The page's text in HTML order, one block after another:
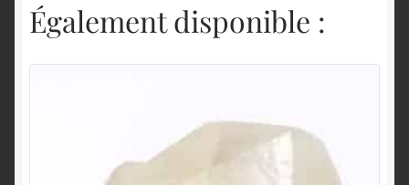
Également disponible :